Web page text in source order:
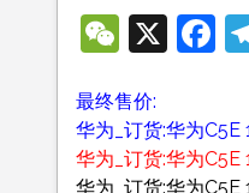
X
最终售价:
华为_订货:华为
华为_订货:华为
华为_订货:华为